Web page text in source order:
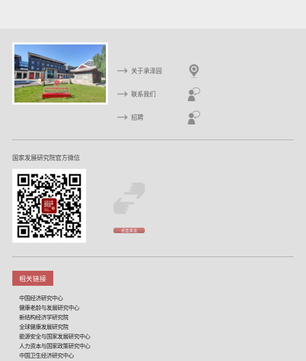
关于承泽园
联系我们
招聘
国家发展研究院官方微信
点击关注
相关链接
中国经济研究中心
健康老龄与发展研究中心
新结构经济学研究院
全球健康发展研究院
能源安全与国家发展研究中心
人力资本与国家政策研究中心
中国卫生经济研究中心